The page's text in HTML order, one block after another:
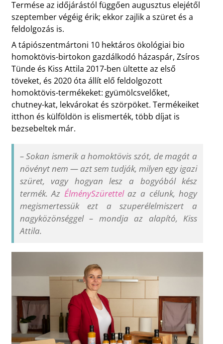
Termése az időjárástól függően augusztus elejétől
szeptember végéig érik; ekkor zajlik a szüret és a
feldolgozás is.
A tápiószentmártoni 10 hektáros ökológiai bio
homoktövis-birtokon gazdálkodó házaspár, Zsíros
Tünde és Kiss Attila 2017-ben ültette az első
töveket, és 2020 óta állít elő feldolgozott
homoktövis-termékeket: gyümölcsvelőket,
chutney-kat, lekvárokat és szörpöket. Termékeiket
itthon és külföldön is elismerték, több díjat is
bezsebeltek már.
–Sokan ismerik a homoktövis szót, de magát a
növényt nem — azt sem tudják, milyen egy igazi
szüret, vagy hogyan lesz a bogyóból kész
termék. Az ÉlménySzürettelaz a célunk, hogy
megismertessük ezt a szuperélelmiszert a
nagyközönséggel– mondja az alapító, Kiss
Attila.